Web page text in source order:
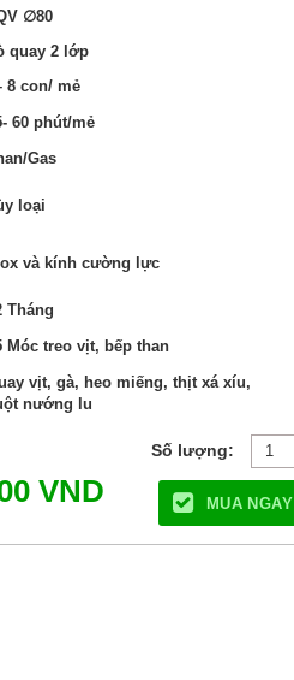
∅80
quay 2 lớp
8 con/ mẻ
60 phút/mẻ
Gas
loại
và kính cường lực
Tháng
Móc treo vịt, bếp than
vịt, gà, heo miếng, thịt xá xíu,
nướng lu
VND MUA NGAY